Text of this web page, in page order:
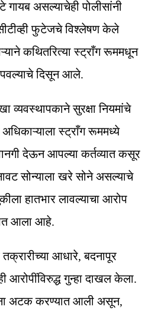
गायब असल्याचेही पोलीसांनी
फुटेजचे विश्लेषण केले
कथितरित्या स्ट्राँग रूममधून
दिसून आले.
व्यवस्थापकाने सुरक्षा नियमांचे
स्ट्राँग रूममध्ये
देऊन आपल्या कर्तव्यात कसूर
सोन्याला खरे सोने असल्याचे
हातभार लावल्याचा आरोप
आला आहे.
तक्रारीच्या आधारे, बदनापूर
आरोपींविरुद्ध गुन्हा दाखल केला.
अटक करण्यात आली असून,